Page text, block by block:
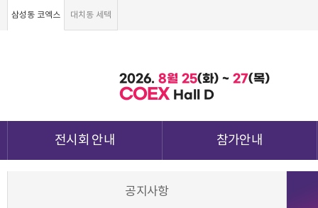
삼성동 코엑스 대치동 세텍
2026. 8월 25(화) ~ 27(목)
COEX Hall D
전시회 안내 참가안내
공지사항